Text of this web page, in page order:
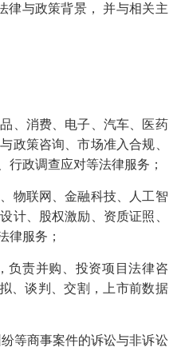
律与政策背景， 并与相关主
、消费、电子、汽车、医药
政策咨询、市场准入合规、
行政调查应对等法律服务；
物联网、金融科技、人工智
计、股权激励、资质证照、
律服务；
负责并购、投资项目法律咨
、谈判、交割，上市前数据
等商事案件的诉讼与非诉讼